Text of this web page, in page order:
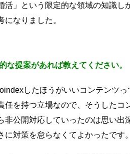
活」という限定的な領域の知識
なりました。
提案があれば教えてください。
したほうがいいコンテンツ
任を持つ立場なので、そうした
非公開対応していったのは思い
対策を怠らなくてよかったです。